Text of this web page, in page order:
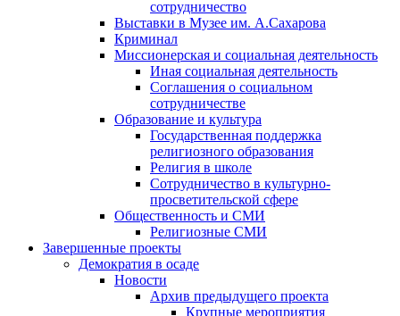
сотрудничество
Выставки в Музее им. А.Сахарова
Криминал
Миссионерская и социальная деятельность
Иная социальная деятельность
Соглашения о социальном
сотрудничестве
Образование и культура
Государственная поддержка
религиозного образования
Религия в школе
Сотрудничество в культурно-
просветительской сфере
Общественность и СМИ
Религиозные СМИ
Завершенные проекты
Демократия в осаде
Новости
Архив предыдущего проекта
Крупные мероприятия